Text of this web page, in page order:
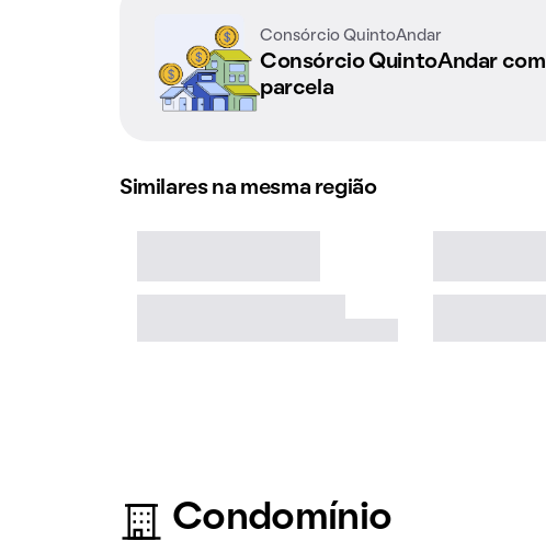
Consórcio QuintoAndar
Consórcio QuintoAndar com
parcela
Similares na mesma região
Condomínio